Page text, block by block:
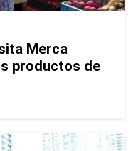
Merca
productos de